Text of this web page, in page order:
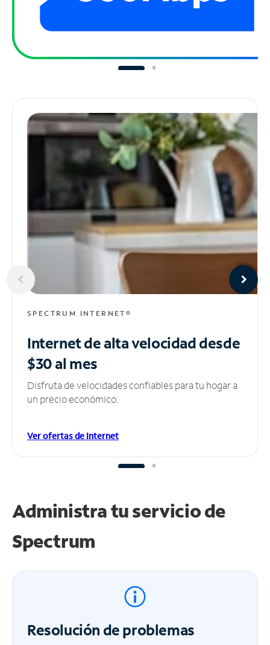
SPECTRUM INTERNET®
Internet de alta velocidaddesde
$30 al mes
Disfruta de velocidades confiables para tu hogar a
un precio económico.
Ver ofertas de Internet
Administra tuservicio de
Spectrum
Resolución de problemas